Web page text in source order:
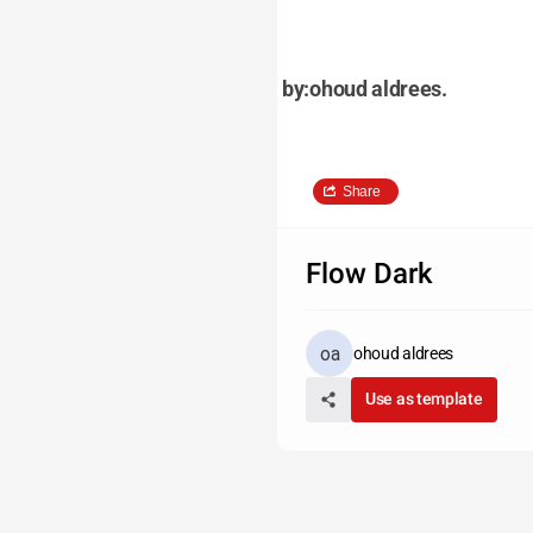
by:ohoud aldrees.
Share
Flow Dark
ohoud aldrees
Use as template